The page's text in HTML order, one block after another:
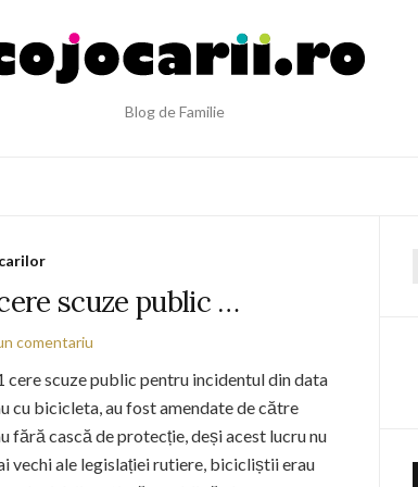
Blog de Familie
scuze public …
comentariu
scuze public pentru incidentul din data
cu bicicleta, au fost amendate de către
fără cască de protecție, deși acest lucru nu
vechi ale legislației rutiere, bicicliștii erau